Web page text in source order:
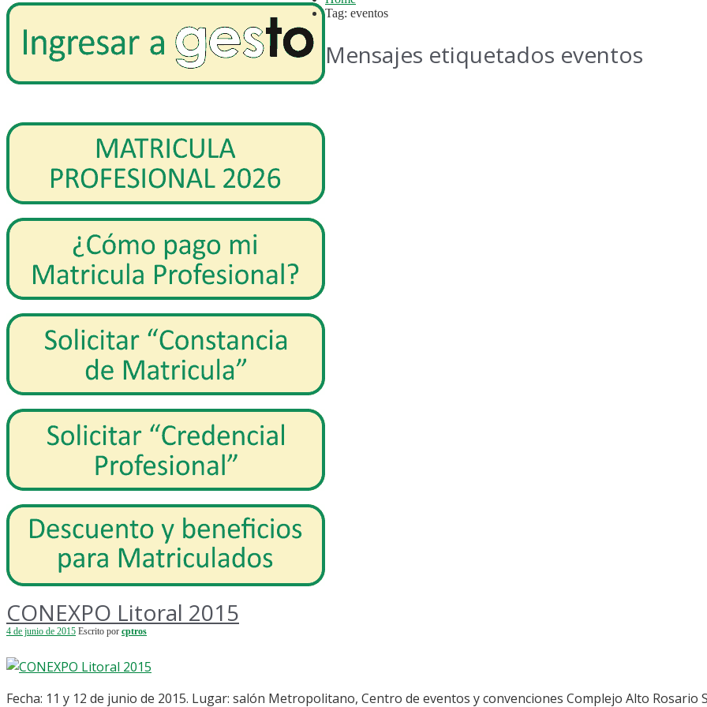
Tag: eventos
Mensajes etiquetados eventos
CONEXPO Litoral 2015
4 de junio de 2015 Escrito por cptros
Fecha: 11 y 12 de junio de 2015. Lugar: salón Metropolitano, Centro de eventos y convenciones Complejo Alto Rosario